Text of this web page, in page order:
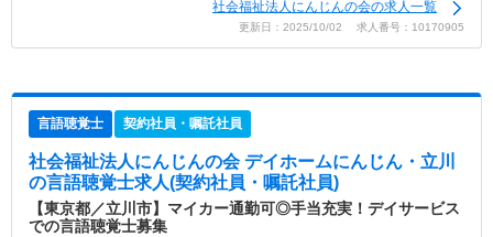
社会福祉法人にんじんの会の求人一覧
更新日：2025/10/02 求人番号：10170905
言語聴覚士 契約社員・嘱託社員
社会福祉法人にんじんの会 デイホームにんじん・立川
の言語聴覚士求人(契約社員・嘱託社員)
【東京都／立川市】マイカー通勤可◎手当充実！デイサービス
での言語聴覚士募集